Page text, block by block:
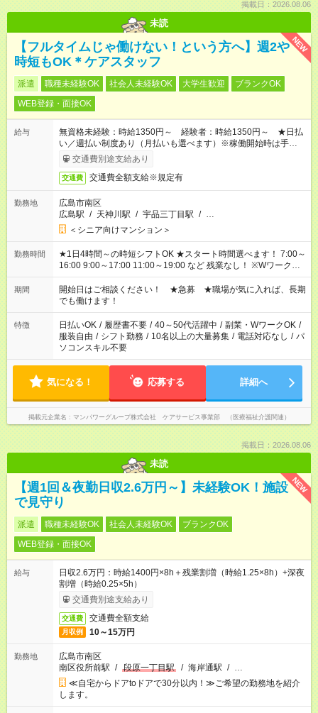
掲載日：2026.08.06
未読
NEW
【フルタイムじゃ働けない！という方へ】週2や
時短もOK＊ケアスタッフ
派遣 職種未経験OK 社会人未経験OK 大学生歓迎
ブランクOK
WEB登録・面接OK
給与
無資格未経験：時給1350円～ 経験者：時給1350円～ ★日払
い／週払い制度あり（月払いも選べます）※稼働開始時は手続き
完了次第のお支払いとなります。
交通費別途支給あり
交通費 交通費全額支給※規定有
勤務地
広島市南区
広島駅 / 天神川駅 / 宇品三丁目駅 / …
＜シニア向けマンション＞
勤務時間
★1日4時間～の時短シフトOK ★スタート時間選べます！ 7:00～
16:00 9:00～17:00 11:00～19:00 など 残業なし！ ※Wワークの
場合、他のお仕事と合わせ週40時間超の就業はご案内できませ
ん ※法令に基づき、週20時間以上勤務は社会保険への加入対象
となります ※労働者派遣法（日雇い派遣の原則禁止）により、
短時間・短期間の就業はご案内が難しい場合があります
期間
開始日はご相談ください！ ★急募 ★職場が気に入れば、長期
でも働けます！
特徴 日払いOK / 履歴書不要 / 40～50代活躍中 / 副業・WワークOK /
服装自由 / シフト勤務 / 10名以上の大量募集 / 電話対応なし / パ
ソコンスキル不要
気になる！ 応募する 詳細へ
掲載元企業名 マンパワーグループ株式会社 ケアサービス事業部 （医療福祉介護関連）
掲載日：2026.08.06
未読
NEW
【週1回＆夜勤日収2.6万円～】未経験OK！施設
で見守り
派遣 職種未経験OK 社会人未経験OK
ブランクOK
WEB登録・面接OK
給与
日収2.6万円：時給1400円×8h＋残業割増（時給1.25×8h）+深夜
割増（時給0.25×5h）
交通費別途支給あり
交通費 交通費全額支給
月収例 10～15万円
勤務地
広島市南区
南区役所前駅 / 段原一丁目駅 / 海岸通駅 / …
≪自宅からドアtoドアで30分以内！≫ご希望の勤務地を紹介
します。